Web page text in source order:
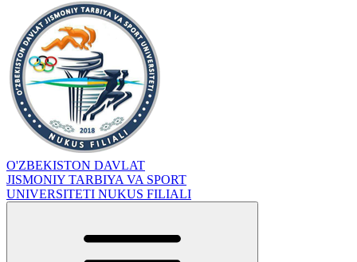
O'ZBEKISTON DAVLAT
JISMONIY TARBIYA VA SPORT
UNIVERSITETI NUKUS FILIALI